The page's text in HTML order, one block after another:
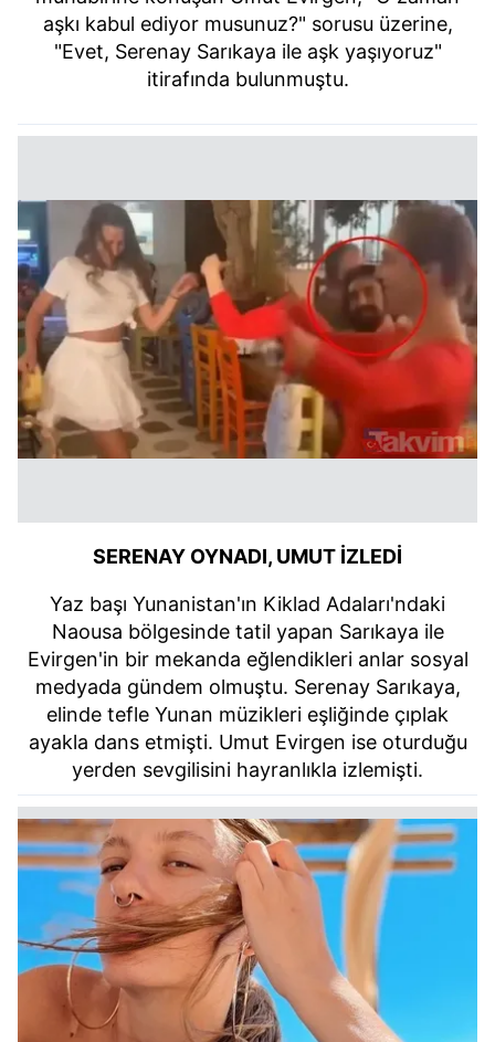
aşkı kabul ediyor musunuz?" sorusu üzerine,
"Evet, Serenay Sarıkaya ile aşk yaşıyoruz"
itirafında bulunmuştu.
SERENAY OYNADI, UMUT İZLEDİ
Yaz başı Yunanistan'ın Kiklad Adaları'ndaki
Naousa bölgesinde tatil yapan Sarıkaya ile
Evirgen'in bir mekanda eğlendikleri anlar sosyal
medyada gündem olmuştu. Serenay Sarıkaya,
elinde tefle Yunan müzikleri eşliğinde çıplak
ayakla dans etmişti. Umut Evirgen ise oturduğu
yerden sevgilisini hayranlıkla izlemişti.